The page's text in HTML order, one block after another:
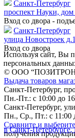
Санкт-Петербург
проспект Науки, дом
Вход со двора -
Санкт-Петербург
улица Новостроек
Вход со двора
Используя сайт, Вы
персональных
© ООО
Выдача товаров
Санкт-Петербург,
Пн.-Пт.: с 10:00 до
Санкт-Петербург,
Пн., Ср., Пт.: с 11:00
Сравните и выберите
получения
в Санкт-Петербурге,